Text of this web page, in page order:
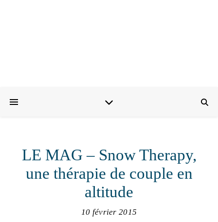
LE MAG – Snow Therapy,
une thérapie de couple en
altitude
10 février 2015